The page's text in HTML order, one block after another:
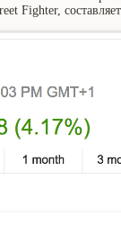
Fighter,